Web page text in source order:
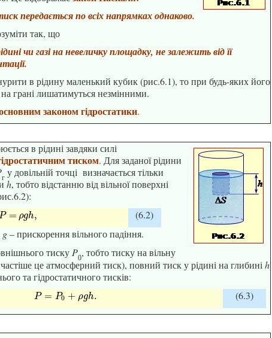
передається по всіх напрямках однаково.
так, що
чи газі на невеличку площадку, не залежить від її
в рідину маленький кубик (рис.6.1), топри будь-яких його
на грані лишатимуться незмінними.
законом гідростатики.
в рідині завдяки силі
тиском. Длязаданої рідини
г у довільній точці визначається тільки
h, тобто відстанню від вільної поверхні
= ρgh,
= ρ gh,
(6.2)
g– прискорення вільного падіння.
тиску P0, тобто тиску на вільну
це атмосферний тиск), повний тиск у рідині на глибині h
та гідростатичного тисків:
P = P0 + ρgh.
P= P0 +ρ gh (6.3)